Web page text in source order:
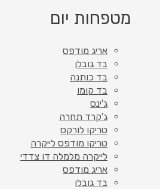
מטפחות יום
אריג מודפס
בד גובלן
בד כותנה
בד קומו
ג'ינס
ג'קרד תחרה
טריקו לורקס
טריקו מודפס לייקרה
לייקרה מלמלה דו צדדי
אריג מודפס
בד גובלן